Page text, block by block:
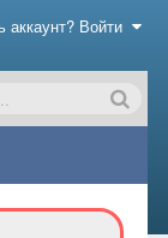
аккаунт? Войти